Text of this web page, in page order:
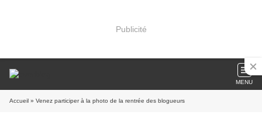
Publicité
MENU
Accueil » Venez participer à la photo de la rentrée des blogueurs